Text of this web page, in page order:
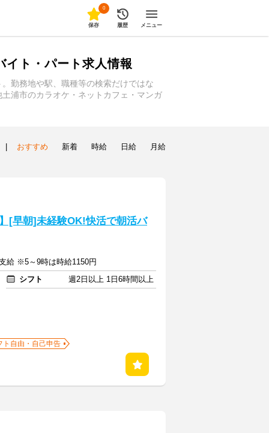
0
保存 履歴 メニュー
イト・パート求人情報
勤務地や駅、職種等の検索だけではな
浦市のカラオケ・ネットカフェ・マンガ
おすすめ 新着 時給 日給 月給
[早朝]未経験OK!快活で朝活バ
給 ※5～9時は時給1150円
シフト
週2日以上 1日6時間以上
ト自由・自己申告